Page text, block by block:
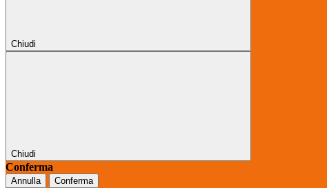
Chiudi
Chiudi
Conferma
Annulla Conferma